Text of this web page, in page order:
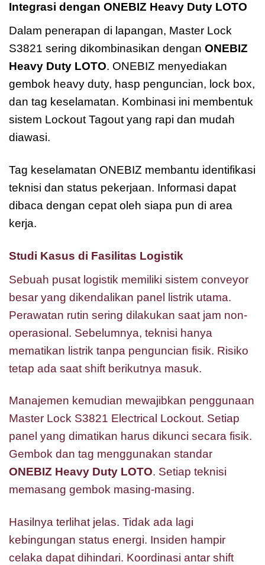
Integrasi dengan ONEBIZ Heavy Duty LOTO
Dalam penerapan di lapangan, Master Lock
S3821 sering dikombinasikan dengan ONEBIZ
Heavy Duty LOTO. ONEBIZ menyediakan
gembok heavy duty, hasp penguncian, lock box,
dan tag keselamatan. Kombinasi ini membentuk
sistem Lockout Tagout yang rapi dan mudah
diawasi.
Tag keselamatan ONEBIZ membantu identifikasi
teknisi dan status pekerjaan. Informasi dapat
dibaca dengan cepat oleh siapa pun di area
kerja.
Studi Kasus di Fasilitas Logistik
Sebuah pusat logistik memiliki sistem conveyor
besar yang dikendalikan panel listrik utama.
Perawatan rutin sering dilakukan saat jam non-
operasional. Sebelumnya, teknisi hanya
mematikan listrik tanpa penguncian fisik. Risiko
tetap ada saat shift berikutnya masuk.
Manajemen kemudian mewajibkan penggunaan
Master Lock S3821 Electrical Lockout. Setiap
panel yang dimatikan harus dikunci secara fisik.
Gembok dan tag menggunakan standar
ONEBIZ Heavy Duty LOTO. Setiap teknisi
memasang gembok masing-masing.
Hasilnya terlihat jelas. Tidak ada lagi
kebingungan status energi. Insiden hampir
celaka dapat dihindari. Koordinasi antar shift